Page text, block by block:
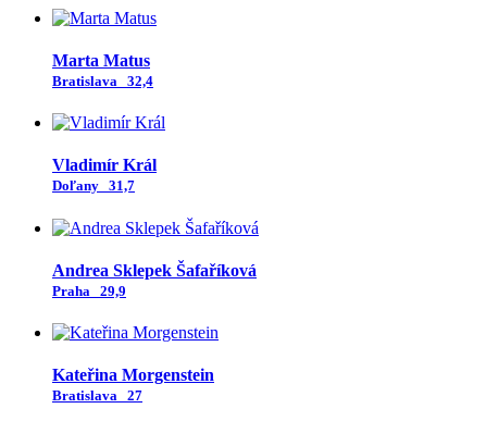
Marta Matus
Bratislava 32,4
Vladimír Král
Doľany 31,7
Andrea Sklepek Šafaříková
Praha 29,9
Kateřina Morgenstein
Bratislava 27